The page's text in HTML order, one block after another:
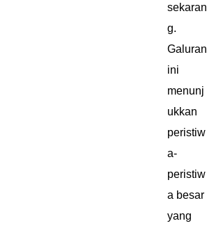
sekaran
g.
Galuran
ini
menunj
ukkan
peristiw
a-
peristiw
a besar
yang